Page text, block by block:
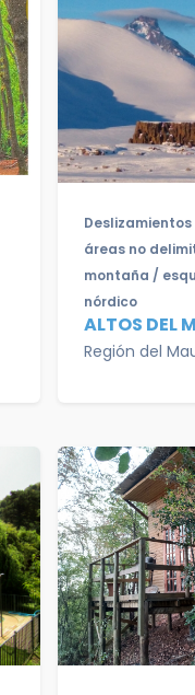
Deslizamientos
áreas no
montaña /
nórdico
ALTOS DEL
Región del